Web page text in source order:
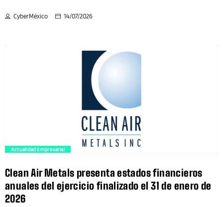
Arte
Automovilismo
Autos
Baby & Toddler
para adquirir Alfagomma, un fabricante global de mangueras y
alineado con la estrategia a largo plazo de Danfoss. Alfagomma pasará
a formar parte de la división Fluid Conveyance, un negocio central
dentro del segmento Danfoss Power Solutions, creando un actor
global líder en la conducción de fluidos que reforzará la capacidad para
servir a clientes de todo el mundo. "Esta adquisición es un hito
significativo para Danfoss y un paso estratégico en la ejecución de
la estrategia a largo plazo. Al unir estos […]
CyberMéxico 14/07/2026
trending_flat
Actualidad Empresarial
Clean Air Metals presenta estados financieros
anuales del ejercicio finalizado el 31 de enero de
2026